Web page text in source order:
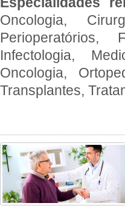
Oncologia,
Perioperatórios,
Infectologia,
Oncologia,
Transplantes,